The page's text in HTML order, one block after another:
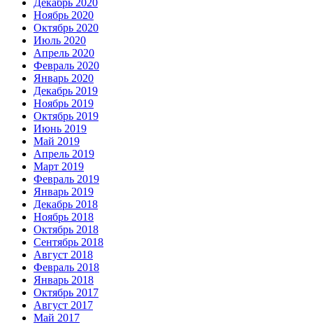
Декабрь 2020
Ноябрь 2020
Октябрь 2020
Июль 2020
Апрель 2020
Февраль 2020
Январь 2020
Декабрь 2019
Ноябрь 2019
Октябрь 2019
Июнь 2019
Май 2019
Апрель 2019
Март 2019
Февраль 2019
Январь 2019
Декабрь 2018
Ноябрь 2018
Октябрь 2018
Сентябрь 2018
Август 2018
Февраль 2018
Январь 2018
Октябрь 2017
Август 2017
Май 2017